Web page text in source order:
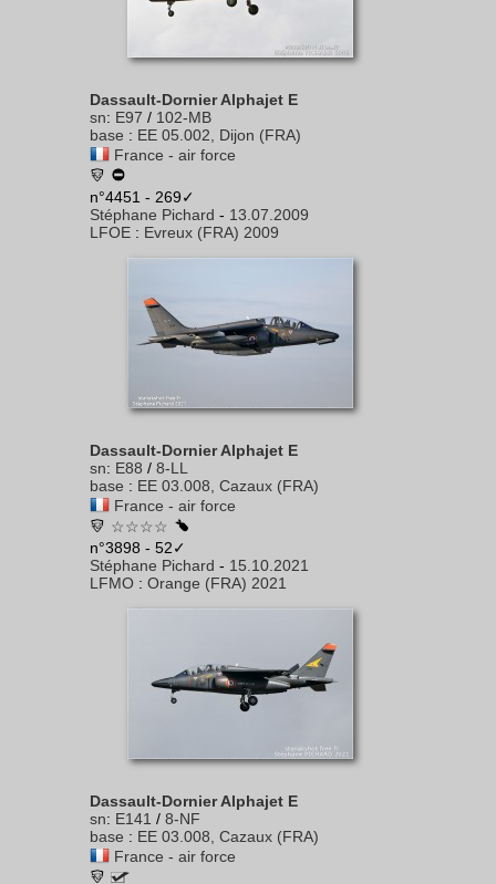
Dassault-Dornier Alphajet E
sn: E97 / 102-MB
base : EE 05.002, Dijon (FRA)
France - air force
n°4451 - 269✓
Stéphane Pichard - 13.07.2009
LFOE : Evreux (FRA) 2009
Dassault-Dornier Alphajet E
sn: E88 / 8-LL
base : EE 03.008, Cazaux (FRA)
France - air force
☆☆☆☆
n°3898 - 52✓
Stéphane Pichard - 15.10.2021
LFMO : Orange (FRA) 2021
Dassault-Dornier Alphajet E
sn: E141 / 8-NF
base : EE 03.008, Cazaux (FRA)
France - air force